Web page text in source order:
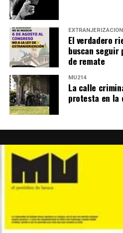
EXTRANJERIZACIÓN
El verdadero
buscan seguir
de remate
MU214
La calle
protesta en